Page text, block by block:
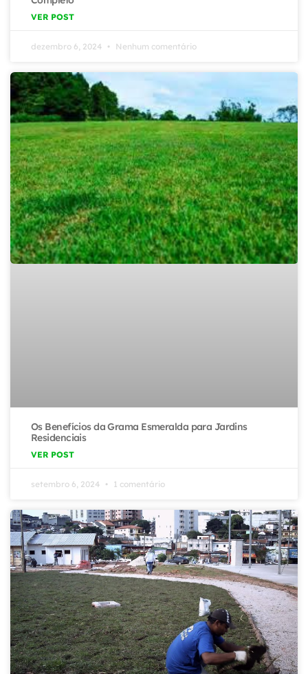
VER POST
dezembro 6, 2024 Nenhum comentário
Os Benefícios da Grama Esmeralda para Jardins
Residenciais
VER POST
setembro 6, 2024 1 comentário